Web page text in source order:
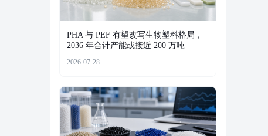
PHA 与 PEF 有望改写生物塑料格局，
2036 年合计产能或接近 200 万吨
2026-07-28